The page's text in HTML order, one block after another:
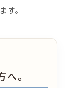
す。
。